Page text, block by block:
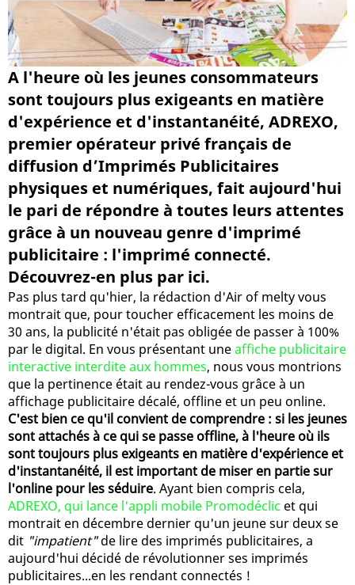
A l'heure où les jeunes consommateurs
sont toujours plus exigeants en matière
d'expérience et d'instantanéité, ADREXO,
premier opérateur privé français de
diffusion d’Imprimés Publicitaires
physiques et numériques, fait aujourd'hui
le pari de répondre à toutes leurs attentes
grâce à un nouveau genre d'imprimé
publicitaire : l'imprimé connecté.
Découvrez-en plus par ici.
Pas plus tard qu'hier, la rédaction d'Air of melty vous
montrait que, pour toucher efficacement les moins de
30 ans, la publicité n'était pas obligée de passer à 100%
par le digital. En vous présentant uneaffiche publicitaire
interactive interdite aux hommes, nous vous montrions
que la pertinence était au rendez-vous grâce à un
affichage publicitaire décalé, offline et un peu online.
C'est bien ce qu'il convient de comprendre : si les jeunes
sont attachés à ce qui se passe offline, à l'heure où ils
sont toujours plus exigeants en matière d'expérience et
d'instantanéité, il est important de miser en partie sur
l'online pour les séduire. Ayant bien compris cela,
ADREXO, qui lance l'appli mobile Promodéclic et qui
montrait en décembre dernier qu'un jeune sur deux se
dit "impatient"de lire des imprimés publicitaires, a
aujourd'hui décidé de révolutionner ses imprimés
publicitaires...en les rendant connectés !